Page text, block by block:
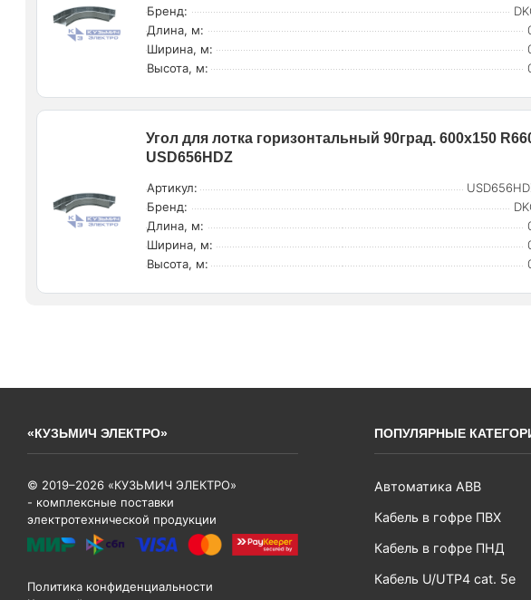
Бренд:
Длина, м:
Ширина, м:
Высота, м:
Угол для лотка горизонтальный 90град. 600х150
USD656HDZ
Артикул:
Бренд:
Длина, м:
Ширина, м:
Высота, м:
«КУЗЬМИЧ ЭЛЕКТРО»
© 2019–2026 «КУЗЬМИЧ ЭЛЕКТРО»
- комплексные поставки
электротехнической продукции
Политика конфиденциальности
ПОПУЛЯРНЫЕ
Автоматика ABB
Кабель в гофре ПВХ
Кабель в гофре ПНД
Кабель U/UTP4 cat. 5e